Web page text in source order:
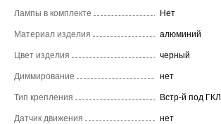
Лампы в комплекте Нет
Материал изделия алюминий
Цвет изделия черный
Диммирование нет
Тип крепления Встр-й под
Датчик движения нет